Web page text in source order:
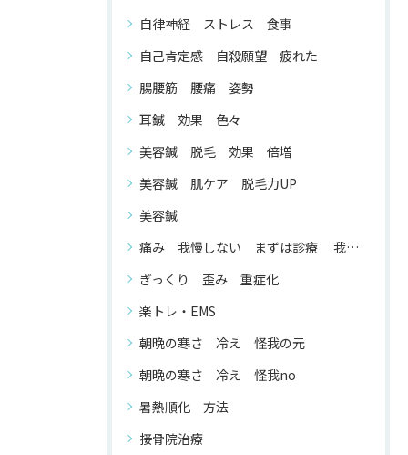
自律神経 ストレス 食事
自己肯定感 自殺願望 疲れた
腸腰筋 腰痛 姿勢
耳鍼 効果 色々
美容鍼 脱毛 効果 倍増
美容鍼 肌ケア 脱毛力UP
美容鍼
痛み 我慢しない まずは診療 我慢する 必要 が ない
ぎっくり 歪み 重症化
楽トレ・EMS
朝晩の寒さ 冷え 怪我の元
朝晩の寒さ 冷え 怪我no
暑熱順化 方法
接骨院治療